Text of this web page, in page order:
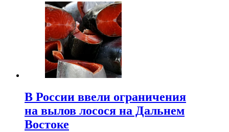
В России ввели ограничения
на вылов лосося на Дальнем
Востоке